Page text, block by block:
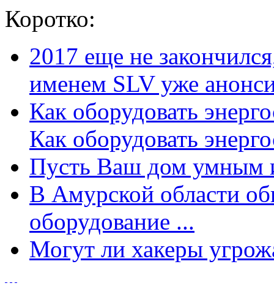
Коротко:
2017 еще не
именем SLV уже
Как оборудовать
Как оборудовать
Пусть Ваш дом умным
В Амурской области
оборудование ...
Могут ли хакеры